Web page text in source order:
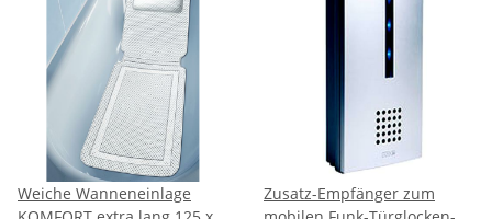
Weiche Wanneneinlage
Zusatz-Empfänger zum